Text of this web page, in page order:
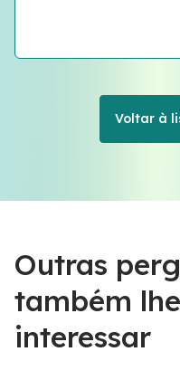
Voltar à
Outras
também
interessar